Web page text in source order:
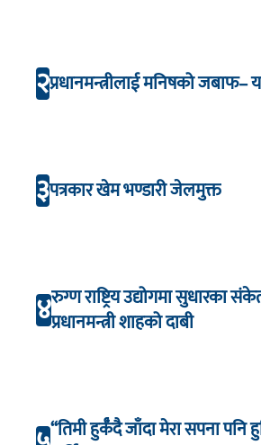
२प्रधानमन्त्रीलाई मनिषको जबाफ–
३पत्रकार खेम भण्डारी जेलमुक्त
४रुग्ण राष्ट्रिय उद्योगमा सुधारका
प्रधानमन्त्री शाहको दाबी
“तिमी हुर्कँदै जाँदा मेरा सपना पनि